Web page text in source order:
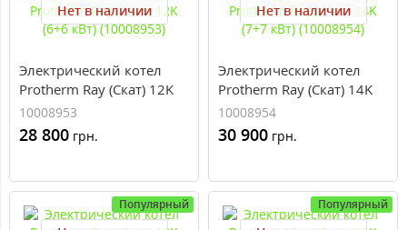
Нет в наличии
Электрический котел
Protherm Ray (Скат) 12K
(6+6 кВт) (10008953)
10008953
28 800 грн.
Нет в наличии
Электрический котел
Protherm Ray (Скат) 14K
(7+7 кВт) (10008954)
10008954
30 900 грн.
Популярный Популярный